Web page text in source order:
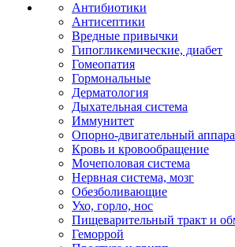
Антибиотики
Антисептики
Вредные привычки
Гипогликемические, диабет
Гомеопатия
Гормональные
Дерматология
Дыхательная система
Иммунитет
Опорно-двигательный
Кровь и кровообращение
Мочеполовая система
Нервная система, мозг
Обезболивающие
Ухо, горло, нос
Пищеварительный тракт и
Геморрой